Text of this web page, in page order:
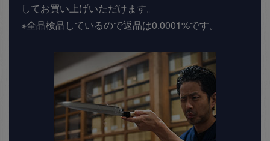
してお買い上げいただけます。
※全品検品しているので返品は0.0001%です。